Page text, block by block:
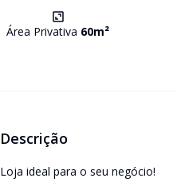
Área Privativa 60m²
Descrição
Loja ideal para o seu negócio!